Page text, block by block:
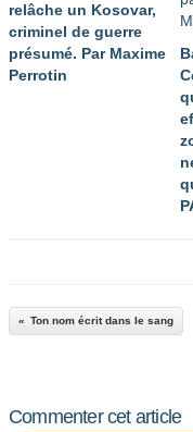
relâche un Kosovar,
criminel de guerre
présumé. Par Maxime
Perrotin
Ton nom écrit dans le sang
Commenter cet article